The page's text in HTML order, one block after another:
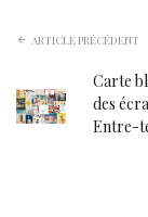
ARTICLE PRÉCÉDENT
Carte
des
Entre-